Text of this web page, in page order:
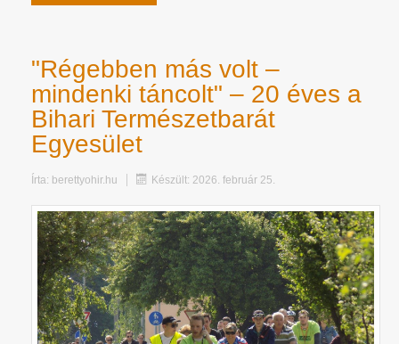
"Régebben más volt –
mindenki táncolt" – 20 éves a
Bihari Természetbarát
Egyesület
Írta: berettyohir.hu Készült: 2026. február 25.